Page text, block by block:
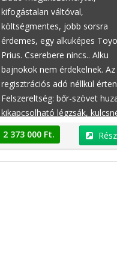
Dacia Lodgy
kifogástalan váltóval,
költségmentes, jobb sorsra
érdemes, egy alkuképes
Prius. Cserebere nincs.. Alku
bajnokok nem érdekelnek.
regisztrációs adó néllkül
Felszereltség: bőr-szövet
kikapcsolható légzsák,
indítás, könnyűfém felni,
elektromos ablak elöl,
2 373 000 Ft.